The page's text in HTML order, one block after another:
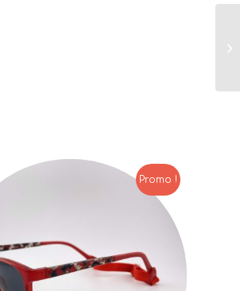
Promo !